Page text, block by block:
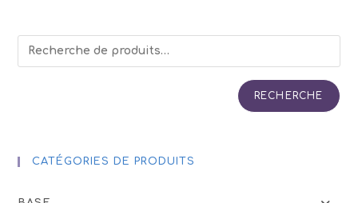
RECHERCHE
CATÉGORIES DE PRODUITS